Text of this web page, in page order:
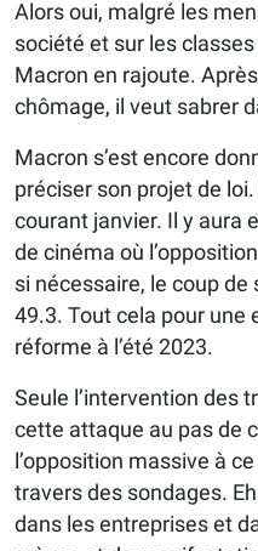
Alors oui, malgré les
société et sur les
Macron en rajoute.
chômage, il veut sabrer
Macron s’est encore
préciser son projet de
courant janvier. Il y aura
de cinéma où
si nécessaire, le coup
49.3. Tout cela pour une
réforme à l’été 2023.
Seule l’intervention des
cette attaque au pas de
l’opposition massive à
travers des sondages.
dans les entreprises et